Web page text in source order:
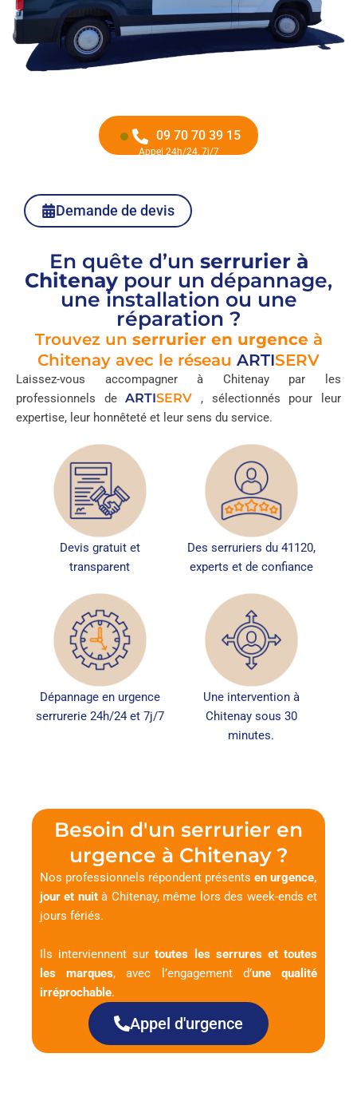
09 70 70 39 15
Appel 24h/24, 7j/7
Demande de devis
En quête d’un serrurier à
Chitenay pour un dépannage,
une installation ou une
réparation ?
Trouvez un serrurier en urgence à
Chitenay avec le réseau ARTISERV
Laissez-vous accompagner à Chitenay par les
professionnels deARTISERV , sélectionnés pour leur
expertise, leur honnêteté et leur sens du service.
Devis gratuit et
transparent
Des serruriers du 41120,
experts et de confiance
Dépannage en urgence
serrurerie 24h/24 et 7j/7
Une intervention à
Chitenay sous 30
minutes.
Besoin d'un serrurier en
urgence à Chitenay ?
Nos professionnels répondent présents en urgence,
jour et nuità Chitenay, même lors des week-ends et
jours fériés.
Ils interviennent surtoutes les serrures et toutes
les marques, avec l’engagement d’une qualité
irréprochable.
Appel d'urgence